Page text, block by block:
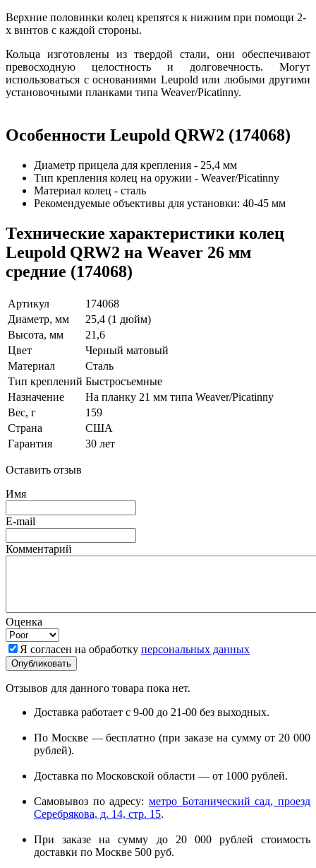
Верхние половинки колец крепятся к нижним при помощи 2-
х винтов с каждой стороны.
Кольца изготовлены из твердой стали, они обеспечивают
превосходную целостность и долговечность. Могут
использоваться с основаниями Leupold или любыми другими
установочными планками типа Weaver/Picatinny.
Особенности Leupold QRW2 (174068)
Диаметр прицела для крепления - 25,4 мм
Тип крепления колец на оружии - Weaver/Picatinny
Материал колец - сталь
Рекомендуемые объективы для установки: 40-45 мм
Технические характеристики колец
Leupold QRW2 на Weaver 26 мм
средние (174068)
Артикул
174068
Диаметр, мм
25,4 (1 дюйм)
Высота, мм
21,6
Цвет
Черный матовый
Материал
Сталь
Тип креплений Быстросъемные
Назначение
На планку 21 мм типа Weaver/Picatinny
Вес, г
159
Страна
США
Гарантия
30 лет
Оставить отзыв
Имя
E-mail
Комментарий
Оценка
Я согласен на обработку персональных данных
Отзывов для данного товара пока нет.
Доставка работает с 9-00 до 21-00 без выходных.
По Москве — бесплатно (при заказе на сумму от 20 000
рублей).
Доставка по Московской области — от 1000 рублей.
Самовывоз по адресу: метро Ботанический сад, проезд
Серебрякова, д. 14, стр. 15.
При заказе на сумму до 20 000 рублей стоимость
доставки по Москве 500 руб.